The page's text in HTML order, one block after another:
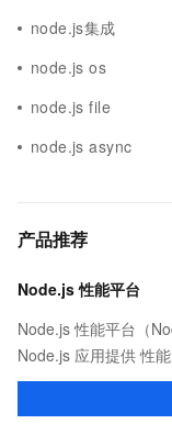
node.js集成
node.js os
node.js file
node.js async
产品推荐
Node.js 性能平台
Node.js 性能平台（
Node.js 应用提供 性
务的整体性解决方案